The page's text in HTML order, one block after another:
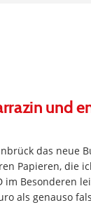
und
das neue
Papieren, die
im Besonderen
als genauso